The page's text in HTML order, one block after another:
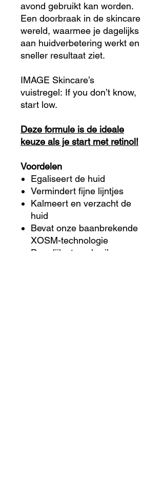
avond gebruikt kan worden.
Een doorbraak in de skincare
wereld, waarmee je dagelijks
aan huidverbetering werkt en
sneller resultaat ziet.
IMAGE Skincare’s
vuistregel: If you don’t know,
start low.
Deze formule is de ideale
keuze als je start met retinol!
Voordelen
Egaliseert de huid
Vermindert fijne lijntjes
Kalmeert en verzacht de
huid
Bevat onze baanbrekende
XOSM-technologie
Dagelijks te gebruiken en